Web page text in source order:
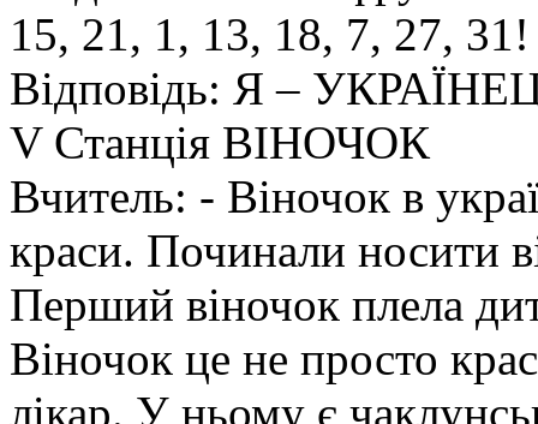
15, 21, 1, 13, 18, 7, 27, 31!
Відповідь: Я –
V Станція ВІНОЧОК
Вчитель: - Віночок в
краси. Починали носити
Перший віночок плела
Віночок це не просто
лікар. У ньому є